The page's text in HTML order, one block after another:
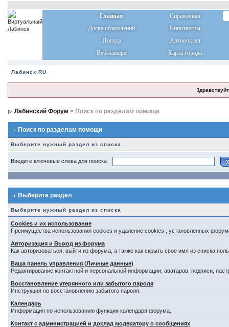
Главная
Справочная
Доска объявлений
Кинотеатры
Погода
Автовокзал
Веб-камера
Карта города
Лабинск.RU
Лабинский Форум > Поиск по разделам помощи
Поиск по разделам помощи
Выберите нужный раздел из списка
Введите ключевые слова для поиска
Выберите раздел
Выберите нужный раздел из списка
Cookies и их использование
Преимущества использования cookies и удаление cookies , установленных
Авторизация и Выход из форума
Как авторизоваться, выйти из форума, а также как скрыть свое имя из списка
Ваша панель управления (Личные данные)
Редактирование контактной и персональной информации, аватаров, подписи,
Восстановление утерянного или забытого пароля
Инструкция по восстановлению забытого пароля.
Календарь
Информация по использованию функции календаря форума.
Контакт с администрацией и доклад модератору о сообщениях